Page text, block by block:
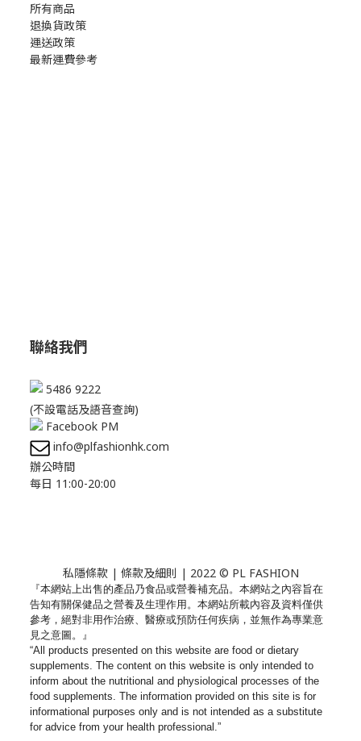
所有商品
退換貨政策
運送政策
最新運費參考
聯絡我們
5486 9222
(不設電話及語音查詢)
Facebook PM
info@plfashionhk.com
辦公時間
每日 11:00-20:00
私隱條款| 條款及細則 | 2022 © PL FASHION
『本網站上出售的產品乃食品或營養補充品。 本網站之內容旨在
告知有關保健品之營養及生理作用。 本網站所載內容及資料僅供
參考，絕對非用作治療、 醫療或預防任何疾病，並無作為專業意
見之意圖。』
“All products presented on this website are food or dietary
supplements. The content on this website is only intended to
inform about the nutritional and physiological processes of the
food supplements. The information provided on this site is for
informational purposes only and is not intended as a substitute
for advice from your health professional.”